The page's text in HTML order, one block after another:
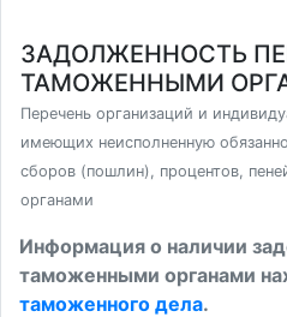
ЗАДОЛЖЕННОСТЬ
ТАМОЖЕННЫМИ
Перечень организаций и
имеющих неисполненную
сборов (пошлин), процентов,
органами
Информация о наличии
таможенными органами
таможенного дела.